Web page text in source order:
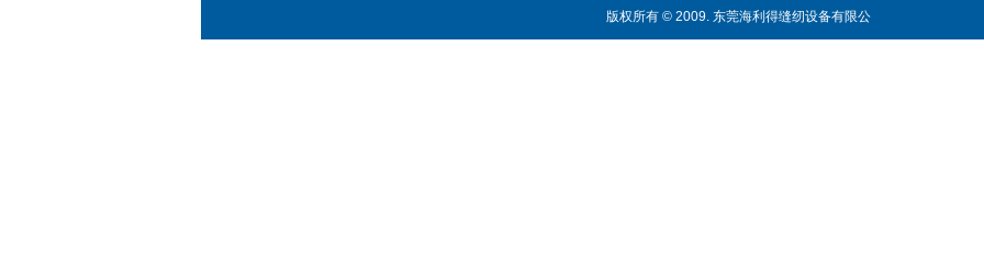
版权所有 © 2009. 东莞海利得缝纫设备有限公